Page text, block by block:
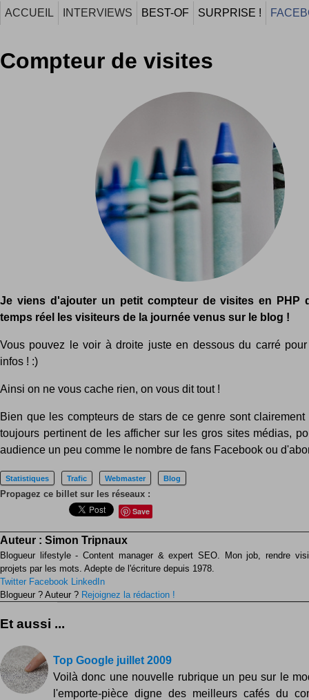
ACCUEIL INTERVIEWS BEST-OF SURPRISE !
Compteur de visites
Je viens d'ajouter un petit compteur de visites en PHP
temps réel les visiteurs de la journée venus sur le blog !
Vous pouvez le voir à droite juste en dessous du carré
infos ! :)
Ainsi on ne vous cache rien, on vous dit tout !
Bien que les compteurs de stars de ce genre sont
toujours pertinent de les afficher sur les gros sites médias,
audience un peu comme le nombre de fans Facebook ou
Statistiques Trafic Webmaster Blog
Propagez ce billet sur les réseaux :
Save
Auteur : Simon Tripnaux
Blogueur lifestyle - Content manager & expert SEO. Mon job, rendre
projets par les mots. Adepte de l'écriture depuis 1978.
Twitter Facebook LinkedIn
Blogueur ? Auteur ? Rejoignez la rédaction !
Et aussi ...
Top Google juillet 2009
Voilà donc une nouvelle rubrique un peu sur le
l'emporte-pièce digne des meilleurs cafés du